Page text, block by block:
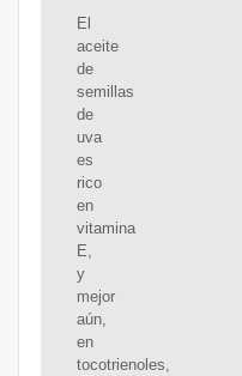
El
aceite
de
semillas
de
uva
es
rico
en
vitamina
E,
y
mejor
aún,
en
tocotrienoles,